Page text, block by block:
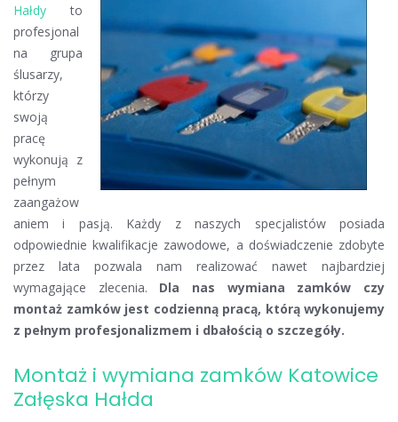
Hałdy to
profesjonal
na grupa
ślusarzy,
którzy
swoją
pracę
wykonują z
pełnym
zaangażow
aniem i pasją. Każdy z naszych specjalistów posiada
odpowiednie kwalifikacje zawodowe, a doświadczenie zdobyte
przez lata pozwala nam realizować nawet najbardziej
wymagające zlecenia. Dla nas wymiana zamków czy
montaż zamków jest codzienną pracą, którą wykonujemy
z pełnym profesjonalizmem i dbałością o szczegóły.
Montaż i wymiana zamków Katowice
Załęska Hałda